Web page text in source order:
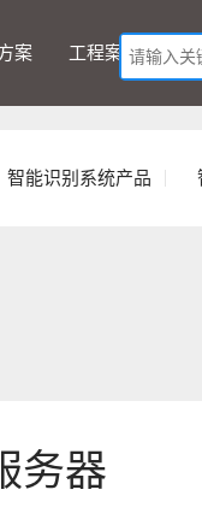
案 工程案例 服
智能识别系统产品
务器